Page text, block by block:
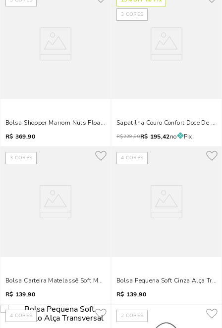
Bolsa Shopper Marrom Nuts Floater Alça De Ombro
R$ 369,90
3 CORES
Sapatilha Couro Confort Doce De
R$229,90R$ 195,42no Pix
3 CORES
Bolsa Carteira Matelassê Soft Marrom Nuts Alça Transversal
R$ 139,90
4 CORES
Bolsa Pequena Soft Cinza Alça
R$ 139,90
4 CORES 2 CORES